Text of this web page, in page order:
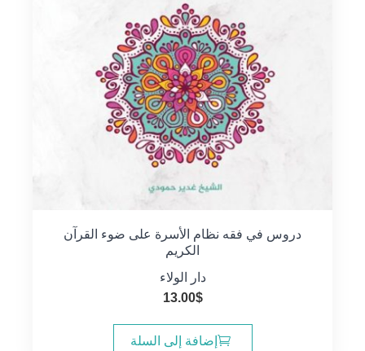
دروس في فقه نظام الأسرة على ضوء القرآن
الكريم
دار الولاء
13.00$
إضافة إلى السلة